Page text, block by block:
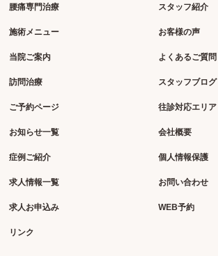
腰痛専門治療
施術メニュー
当院ご案内
訪問治療
スタッフ紹介
お客様の声
よくあるご質問
スタッフブログ
ご予約ページ
お知らせ一覧
症例ご紹介
求人情報一覧
求人お申込み
リンク
往診対応エリア
会社概要
個人情報保護
お問い合わせ
WEB予約